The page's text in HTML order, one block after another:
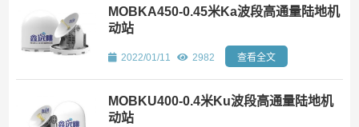
MOBKA450-0.45米Ka波段高通量陆地机
动站
2022/01/11 2982 查看全文
MOBKU400-0.4米Ku波段高通量陆地机
动站